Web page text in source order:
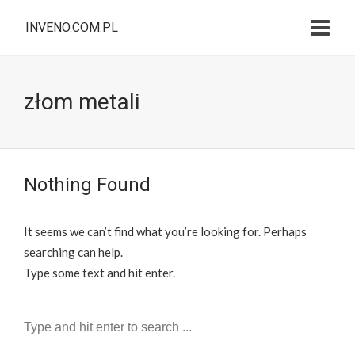
INVENO.COM.PL
złom metali
Nothing Found
It seems we can’t find what you’re looking for. Perhaps
searching can help.
Type some text and hit enter.